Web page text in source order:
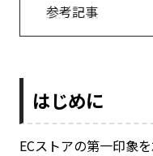
参考記事
はじめに
ECストアの第一印象